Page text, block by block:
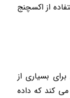
از اکسچنج
بسیاری از
کند که داده